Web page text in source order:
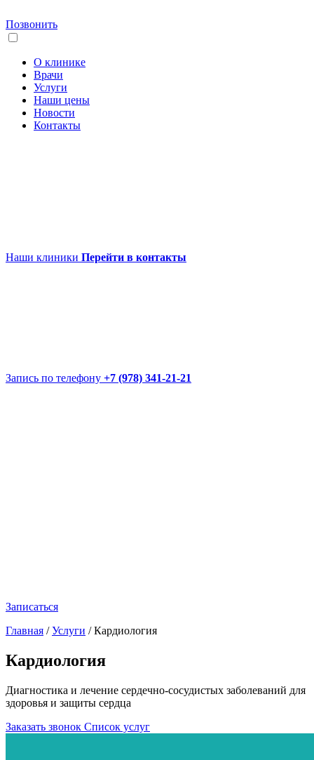
Позвонить
О клинике
Врачи
Услуги
Наши цены
Новости
Контакты
Наши клиники Перейти в контакты
Запись по телефону +7 (978) 341-21-21
Записаться
Главная /Услуги /Кардиология
Кардиология
Диагностика и лечение сердечно-сосудистых заболеваний для
здоровья и защиты сердца
Заказать звонок Список услуг